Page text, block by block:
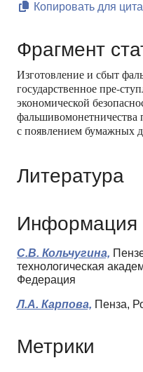
Копировать для
Фрагмент
Изготовление и сбыт
государственное пре-
экономической
фальшивомонетничества
с появлением бумажных
Литература
Информация
С.В. Кольчугина,
технологическая
Федерация
Л.А. Карпова, Пенза,
Метрики